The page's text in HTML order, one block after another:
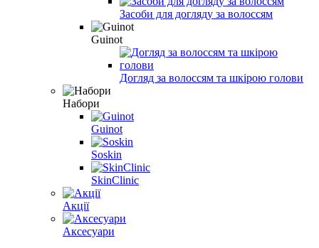
Засоби для догляду за волоссям
Guinot
Догляд за волоссям та шкірою голови
Набори
Guinot
Soskin
SkinClinic
Акції
Аксесуари